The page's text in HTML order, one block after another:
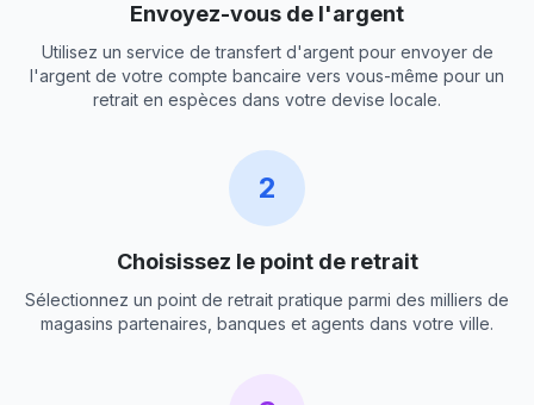
Envoyez-vous de l'argent
Utilisez un service de transfert d'argent pour envoyer de
l'argent de votre compte bancaire vers vous-même pour un
retrait en espèces dans votre devise locale.
2
Choisissez le point de retrait
Sélectionnez un point de retrait pratique parmi des milliers de
magasins partenaires, banques et agents dans votre ville.